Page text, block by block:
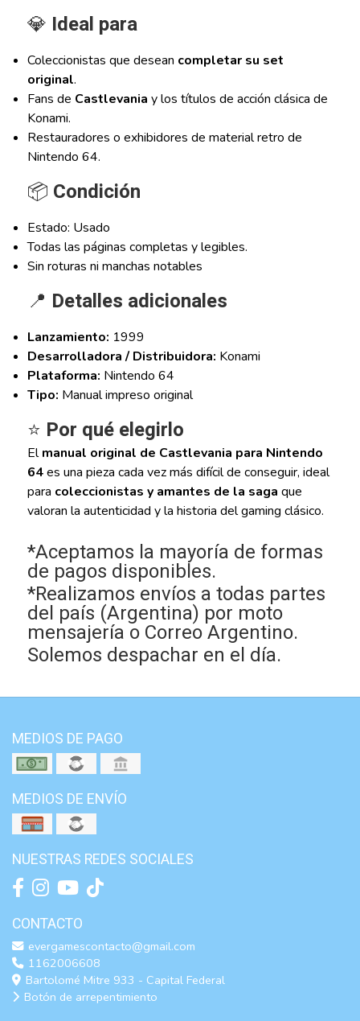
💎 Ideal para
Coleccionistas que desean completar su set
original.
Fans de Castlevania y los títulos de acción clásica de
Konami.
Restauradores o exhibidores de material retro de
Nintendo 64.
📦 Condición
Estado: Usado
Todas las páginas completas y legibles.
Sin roturas ni manchas notables
📍 Detalles adicionales
Lanzamiento: 1999
Desarrolladora / Distribuidora: Konami
Plataforma: Nintendo 64
Tipo: Manual impreso original
⭐ Por qué elegirlo
Elmanual original de Castlevania para Nintendo
64es una pieza cada vez más difícil de conseguir, ideal
para coleccionistas y amantes de la saga que
valoran la autenticidad y la historia del gaming clásico.
*Aceptamos la mayoría de formas
de pagos disponibles.
*Realizamos envíos a todas partes
del país (Argentina) por moto
mensajería o Correo Argentino.
Solemos despachar en el día.
MEDIOS DE PAGO
MEDIOS DE ENVÍO
NUESTRAS REDES SOCIALES
CONTACTO
evergamescontacto@gmail.com
1162006608
Bartolomé Mitre 933 - Capital Federal
Botón de arrepentimiento